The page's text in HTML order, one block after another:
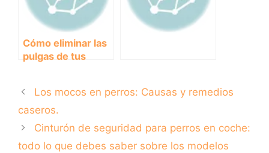
Cómo eliminar las
pulgas de tus
Los mocos en perros: Causas y remedios
caseros.
Cinturón de seguridad para perros en coche:
todo lo que debes saber sobre los modelos